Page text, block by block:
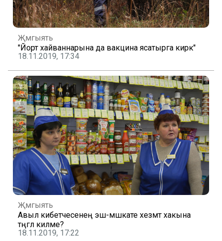
Җәмгыять
"Йорт хайваннарына да вакцина ясатырга кирәк"
18.11.2019, 17:34
Җәмгыять
Авыл кибетчесенең эш-мәшәкате хезмәт хакына
тәңгәл киләме?
18.11.2019, 17:22